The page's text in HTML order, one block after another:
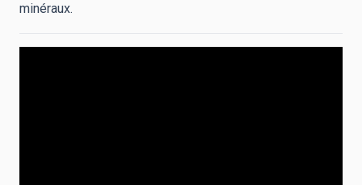
minéraux.